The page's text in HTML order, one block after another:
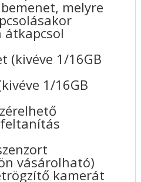
melyre
(kivéve 1/16GB
1/16GB
vásárolható)
kamerát